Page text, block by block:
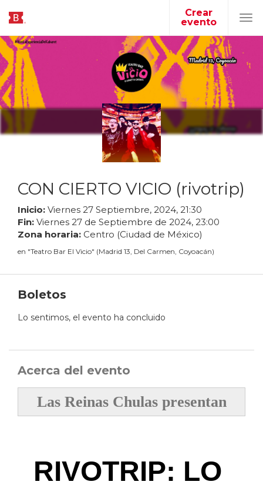
Crear
evento
CON CIERTO VICIO (rivotrip)
Inicio: Viernes 27 Septiembre, 2024, 21:30
Fin: Viernes 27 de Septiembre de 2024, 23:00
Zona horaria: Centro (Ciudad de México)
en "Teatro Bar El Vicio" (Madrid 13, Del Carmen, Coyoacán)
Boletos
Lo sentimos, el evento ha concluido
Acerca del evento
Las Reinas Chulas presentan
RIVOTRIP: LO